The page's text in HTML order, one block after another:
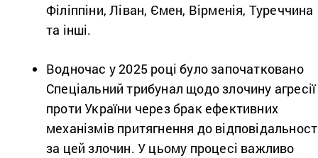
Філіппіни, Ліван, Ємен, Вірменія, Туреччина
та інші.
Водночас у 2025 році було започатковано
Спеціальний трибунал щодо злочину агресії
проти України через брак ефективних
механізмів притягнення до
за цей злочин. У цьому процесі важливо